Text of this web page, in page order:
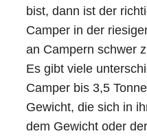
bist, dann ist der
Camper in der
an Campern schwer
Es gibt viele
Camper bis 3,5
Gewicht, die sich in
dem Gewicht oder der